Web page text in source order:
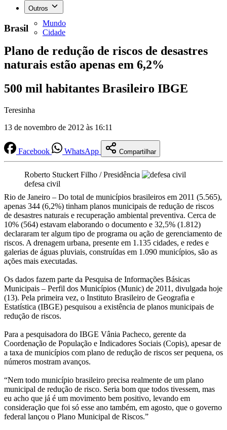
Outros
Mundo
Cidade
Brasil
Plano de redução de riscos de desastres
naturais estão apenas em 6,2%
500 mil habitantes Brasileiro IBGE
Teresinha
13 de novembro de 2012 às 16:11
Facebook WhatsApp Compartilhar
Roberto Stuckert Filho / Presidência
defesa civil
Rio de Janeiro – Do total de municípios brasileiros em 2011 (5.565),
apenas 344 (6,2%) tinham planos municipais de redução de riscos
de desastres naturais e recuperação ambiental preventiva. Cerca de
10% (564) estavam elaborando o documento e 32,5% (1.812)
declararam ter algum tipo de programa ou ação de gerenciamento de
riscos. A drenagem urbana, presente em 1.135 cidades, e redes e
galerias de águas pluviais, construídas em 1.090 municípios, são as
ações mais executadas.
Os dados fazem parte da Pesquisa de Informações Básicas
Municipais – Perfil dos Municípios (Munic) de 2011, divulgada hoje
(13). Pela primeira vez, o Instituto Brasileiro de Geografia e
Estatística (IBGE) pesquisou a existência de planos municipais de
redução de riscos.
Para a pesquisadora do IBGE Vânia Pacheco, gerente da
Coordenação de População e Indicadores Sociais (Copis), apesar de
a taxa de municípios com plano de redução de riscos ser pequena, os
números mostram avanços.
“Nem todo município brasileiro precisa realmente de um plano
municipal de redução de risco. Seria bom que todos tivessem, mas
eu acho que já é um movimento bem positivo, levando em
consideração que foi só esse ano também, em agosto, que o governo
federal lançou o Plano Municipal de Riscos.”